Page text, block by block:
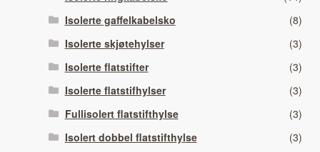
Isolerte gaffelkabelsko
(8)
Isolerte skjøtehylser
(3)
Isolerte flatstifter
(3)
Isolerte flatstifhylser
(3)
Fullisolert flatstifthylse
(3)
Isolert dobbel flatstifthylse
(3)